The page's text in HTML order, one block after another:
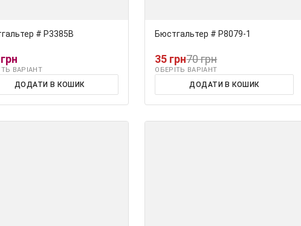
# Р3385В
ВАРІАНТ
ДОДАТИ В КОШИК
Бюстгальтер # Р8079-1
35 грн70 грн
ОБЕРІТЬ ВАРІАНТ
ДОДАТИ В КОШИК